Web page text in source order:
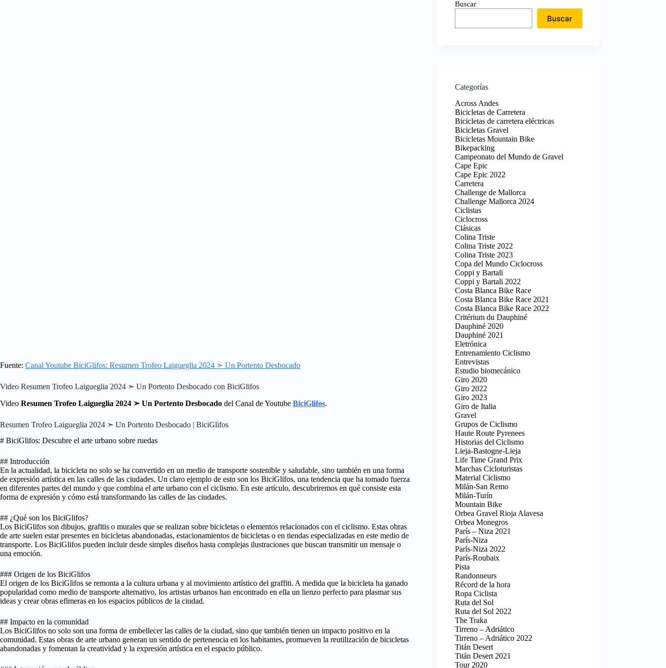
Fuente: Canal Youtube BiciGlifos: Resumen Trofeo Laigueglia 2024 ➣ Un Portento Desbocado
Video Resumen Trofeo Laigueglia 2024 ➣ Un Portento Desbocado con BiciGlifos
Video Resumen Trofeo Laigueglia 2024 ➣ Un Portento Desbocado del Canal de Youtube BiciGlifos.
Resumen Trofeo Laigueglia 2024 ➣ Un Portento Desbocado | BiciGlifos
# BiciGlifos: Descubre el arte urbano sobre ruedas
## Introducción
En la actualidad, la bicicleta no solo se ha convertido en un medio de transporte sostenible y saludable, sino también en una forma
de expresión artística en las calles de las ciudades. Un claro ejemplo de esto son los BiciGlifos, una tendencia que ha tomado fuerza
en diferentes partes del mundo y que combina el arte urbano con el ciclismo. En este artículo, descubriremos en qué consiste esta
forma de expresión y cómo está transformando las calles de las ciudades.
## ¿Qué son los BiciGlifos?
Los BiciGlifos son dibujos, grafitis o murales que se realizan sobre bicicletas o elementos relacionados con el ciclismo. Estas obras
de arte suelen estar presentes en bicicletas abandonadas, estacionamientos de bicicletas o en tiendas especializadas en este medio de
transporte. Los BiciGlifos pueden incluir desde simples diseños hasta complejas ilustraciones que buscan transmitir un mensaje o
una emoción.
### Origen de los BiciGlifos
El origen de los BiciGlifos se remonta a la cultura urbana y al movimiento artístico del graffiti. A medida que la bicicleta ha ganado
popularidad como medio de transporte alternativo, los artistas urbanos han encontrado en ella un lienzo perfecto para plasmar sus
ideas y crear obras efímeras en los espacios públicos de la ciudad.
## Impacto en la comunidad
Los BiciGlifos no solo son una forma de embellecer las calles de la ciudad, sino que también tienen un impacto positivo en la
comunidad. Estas obras de arte urbano generan un sentido de pertenencia en los habitantes, promueven la reutilización de bicicletas
abandonadas y fomentan la creatividad y la expresión artística en el espacio público.
Buscar
Buscar
Categorías
Across Andes
Bicicletas de Carretera
Bicicletas de carretera eléctricas
Bicicletas Gravel
Bicicletas Mountain Bike
Bikepacking
Campeonato del Mundo de Gravel
Cape Epic
Cape Epic 2022
Carretera
Challenge de Mallorca
Challenge Mallorca 2024
Ciclistas
Ciclocross
Clásicas
Colina Triste
Colina Triste 2022
Colina Triste 2023
Copa del Mundo Ciclocross
Coppi y Bartali
Coppi y Bartali 2022
Costa Blanca Bike Race
Costa Blanca Bike Race 2021
Costa Blanca Bike Race 2022
Critérium du Dauphiné
Dauphiné 2020
Dauphiné 2021
Eletrónica
Entrenamiento Ciclismo
Entrevistas
Estudio biomecánico
Giro 2020
Giro 2022
Giro 2023
Giro de Italia
Gravel
Grupos de Ciclismo
Haute Route Pyrenees
Historias del Ciclismo
Lieja-Bastogne-Lieja
Life Time Grand Prix
Marchas Cicloturistas
Material Ciclismo
Milán-San Remo
Milán-Turín
Mountain Bike
Orbea Gravel Rioja Alavesa
Orbea Monegros
París – Niza 2021
París-Niza
París-Niza 2022
París-Roubaix
Pista
Randonneurs
Récord de la hora
Ropa Ciclista
Ruta del Sol
Ruta del Sol 2022
The Traka
Tirreno – Adriático
Tirreno – Adriático 2022
Titán Desert
Titán Desert 2021
Tour 2020